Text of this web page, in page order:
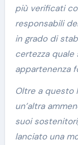
più verificati
responsabili
in grado di
certezza
appartenenza
Oltre a questo
un’altra
suoi
lanciato una